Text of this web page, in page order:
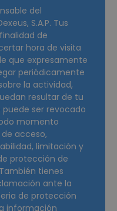
del
S.A.P. Tus
de
hora de visita
que expresamente
periódicamente
la actividad,
resultar de tu
ser revocado
momento
acceso,
limitación y
protección de
tienes
ante la
de protección
información